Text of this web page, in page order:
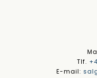
Tlf.
E-mail: